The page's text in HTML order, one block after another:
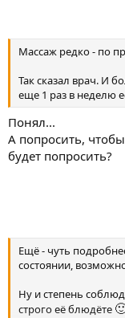
Массаж редко - по
Так сказал врач. И
еще 1 раз в неделю
Понял...
А попросить,
будет попросить?
Ещё - чуть
состоянии,
Ну и степень
строго её блюдёте